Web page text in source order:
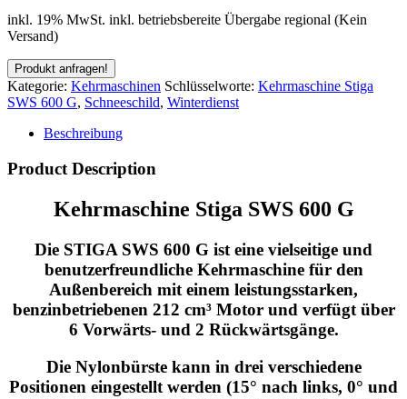
inkl. 19% MwSt. inkl. betriebsbereite Übergabe regional (Kein
Versand)
Kategorie: Kehrmaschinen Schlüsselworte: Kehrmaschine Stiga
SWS 600 G, Schneeschild, Winterdienst
Beschreibung
Product Description
Kehrmaschine Stiga SWS 600 G
Die STIGA SWS 600 G ist eine vielseitige und
benutzerfreundliche Kehrmaschine für den
Außenbereich mit einem leistungsstarken,
benzinbetriebenen 212 cm³ Motor und verfügt über
6 Vorwärts- und 2 Rückwärtsgänge.
Die Nylonbürste kann in drei verschiedene
Positionen eingestellt werden (15° nach links, 0° und